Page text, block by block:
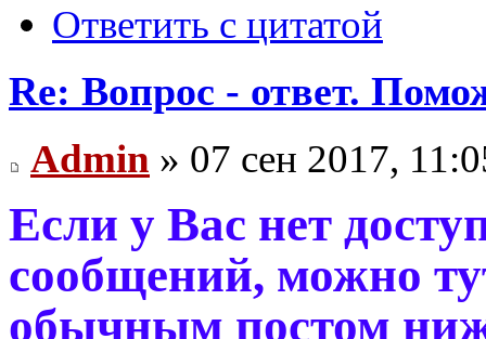
Ответить с цитатой
Re: Вопрос - ответ.
Admin » 07 сен 2017,
Если у Вас нет
сообщений, можно
обычным постом